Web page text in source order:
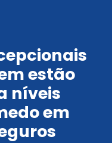
estão
níveis
em